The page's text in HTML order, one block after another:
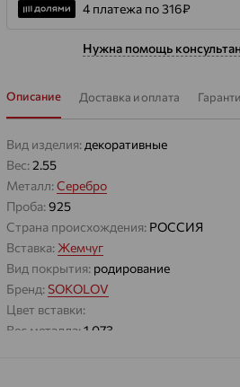
4 платежа по 316₽
Нужна помощь
Описание Доставка и оплата
Вид изделия: декоративные
Вес:2.55
Металл:Серебро
Проба:925
Страна происхождения: РОССИЯ
Вставка: Жемчуг
Вид покрытия: родирование
Бренд:SOKOLOV
Цвет вставки:
Вес металла:1.073